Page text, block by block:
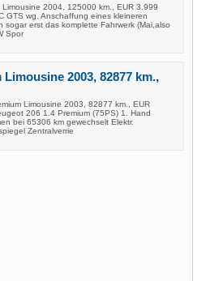
2004, 125000 km., EUR 3.999
GTS wg. Anschaffung eines kleineren
sogar erst das komplette Fahrwerk (Mai,also
Spor
Limousine 2003, 82877 km.,
Limousine 2003, 82877 km., EUR
206 1.4 Premium (75PS) 1. Hand
bei 65306 km gewechselt Elektr.
Zentralverrie